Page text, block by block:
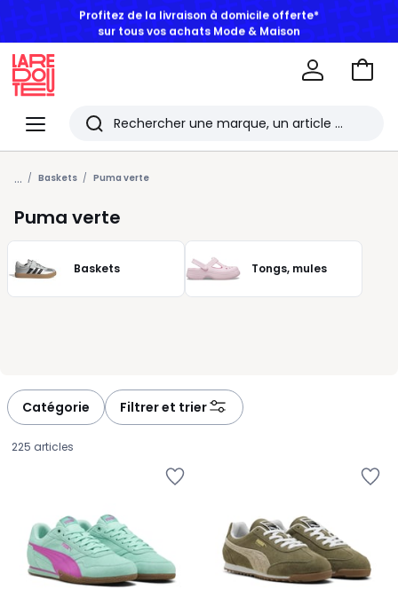
BONS PLANS | Jusqu'à -50% dès 2 articles*
Menu
Redoute
Rechercher
Les
derniers
articles
consultés
Aller
... Baskets Puma verte
Puma verte
Baskets Tongs, mules
Catégorie Filtrer et trier
225 articles